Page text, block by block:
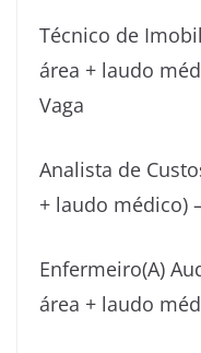
Técnico de
área + laudo
Vaga
Analista de
+ laudo médico)
Enfermeiro(A)
área + laudo